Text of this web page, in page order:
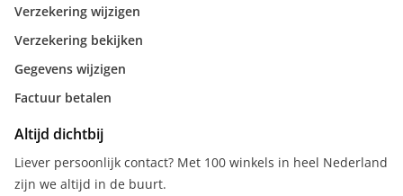
Verzekering wijzigen
Verzekering bekijken
Gegevens wijzigen
Factuur betalen
Altijd dichtbij
Liever persoonlijk contact? Met 100 winkels in heel Nederland
zijn we altijd in de buurt.